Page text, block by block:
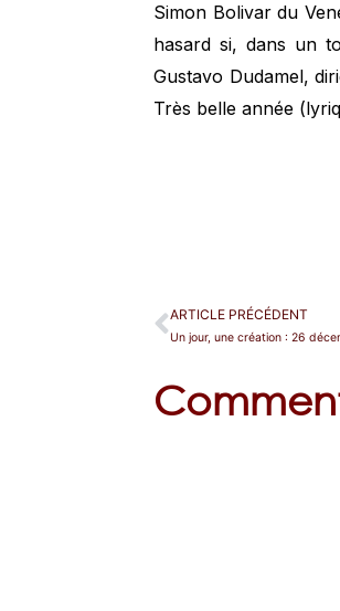
Simon Bolivar du
hasard si, dans un
Gustavo Dudamel,
Très belle année
ARTICLE PRÉCÉDENT
Un jour, une création : 26